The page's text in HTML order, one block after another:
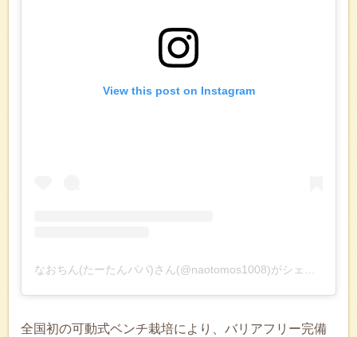
View this post on Instagram
全国初の可動式ベンチ栽培により、バリアフリー完備